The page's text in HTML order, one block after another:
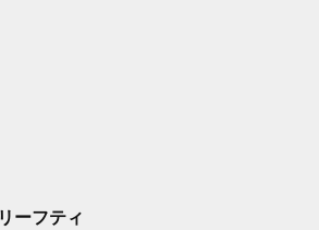
ーフティ